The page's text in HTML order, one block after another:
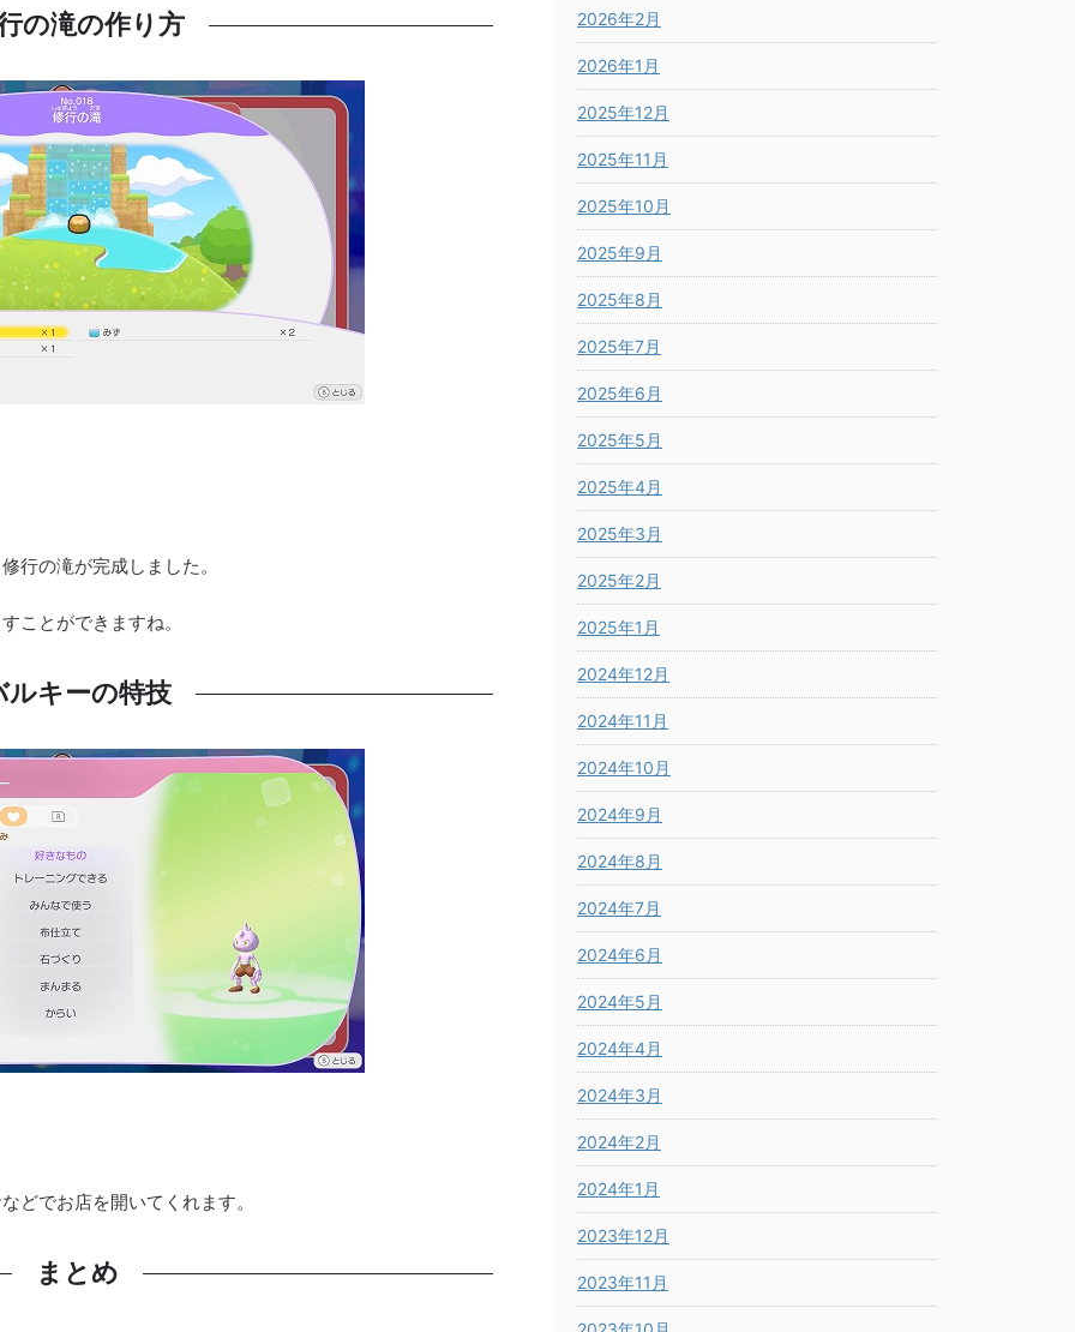
の滝の作り方
行の滝が完成しました。
ことができますね。
ルキーの特技
どでお店を開いてくれます。
まとめ
2026年2月
2026年1月
2025年12月
2025年11月
2025年10月
2025年9月
2025年8月
2025年7月
2025年6月
2025年5月
2025年4月
2025年3月
2025年2月
2025年1月
2024年12月
2024年11月
2024年10月
2024年9月
2024年8月
2024年7月
2024年6月
2024年5月
2024年4月
2024年3月
2024年2月
2024年1月
2023年12月
2023年11月